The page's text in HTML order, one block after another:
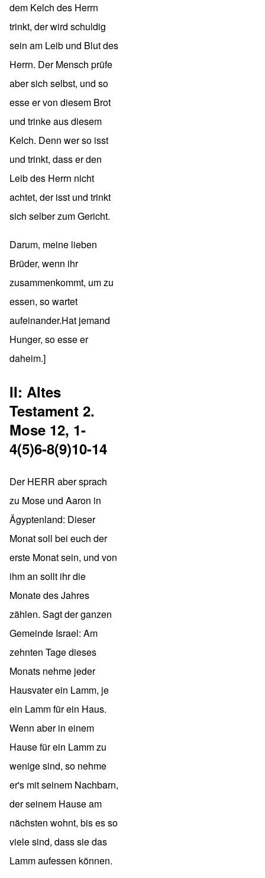
dem Kelch des Herrn
trinkt, der wird schuldig
sein am Leib und Blut des
Herrn. Der Mensch prüfe
aber sich selbst, und so
esse er von diesem Brot
und trinke aus diesem
Kelch. Denn wer so isst
und trinkt, dass er den
Leib des Herrn nicht
achtet, der isst und trinkt
sich selber zum Gericht.
Darum, meine lieben
Brüder, wenn ihr
zusammenkommt, um zu
essen, so wartet
aufeinander.Hat jemand
Hunger, so esse er
daheim.]
II: Altes
Testament 2.
Mose 12, 1-
4(5)6-8(9)10-14
Der HERR aber sprach
zu Mose und Aaron in
Ägyptenland: Dieser
Monat soll bei euch der
erste Monat sein, und von
ihm an sollt ihr die
Monate des Jahres
zählen. Sagt der ganzen
Gemeinde Israel: Am
zehnten Tage dieses
Monats nehme jeder
Hausvater ein Lamm, je
ein Lamm für ein Haus.
Wenn aber in einem
Hause für ein Lamm zu
wenige sind, so nehme
er's mit seinem Nachbarn,
der seinem Hause am
nächsten wohnt, bis es so
viele sind, dass sie das
Lamm aufessen können.